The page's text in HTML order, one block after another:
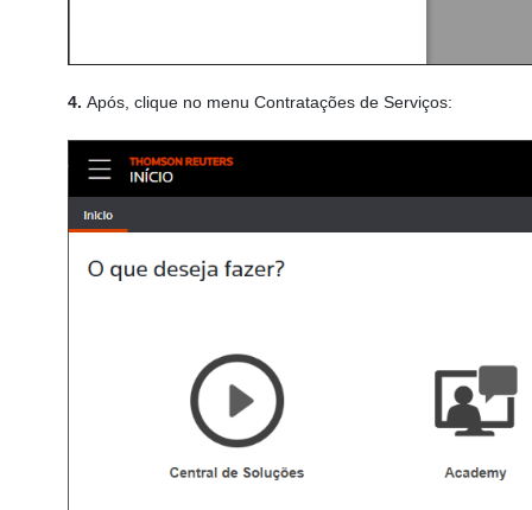
4. Após, clique no menu Contratações de Serviços: